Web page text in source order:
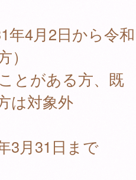
年4月2日から令和
とがある方、既
は対象外
3月31日まで